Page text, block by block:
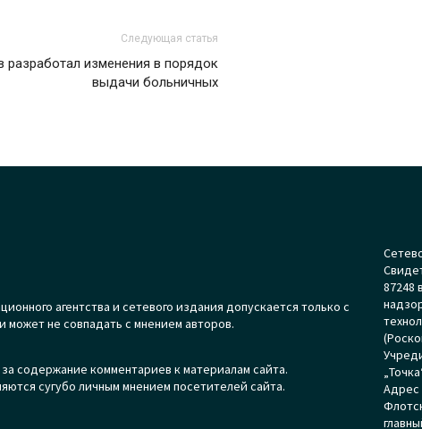
Следующая статья
разработал изменения в порядок
выдачи больничных
агентства и сетевого издания допускается только с
не совпадать с мнением авторов.
содержание комментариев к материалам сайта.
сугубо личным мнением посетителей сайта.
87248
Адрес